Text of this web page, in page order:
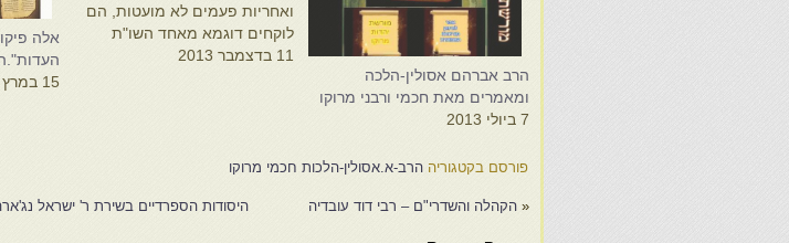
הרב אברהם אסולין-הלכה
ומאמרים מאת חכמי ורבני מרוקו
7 ביולי 2013
ואחריות פעמים לא מועטות, הם
לוקחים דוגמא מאחד השו"ת
ובציטוט זה מרעשים עולמות שכן
ולא…
11 בדצמבר 2013
אלה
15 במרץ 2024
פורסם בקטגוריה הרב-א.אסולין-הלכות חכמי מרוקו
« הקהלה והשדרי"ם – רבי דוד עובדיה היסודות הספרדיים בשירת ר' ישראל נג'ארה-פעמים